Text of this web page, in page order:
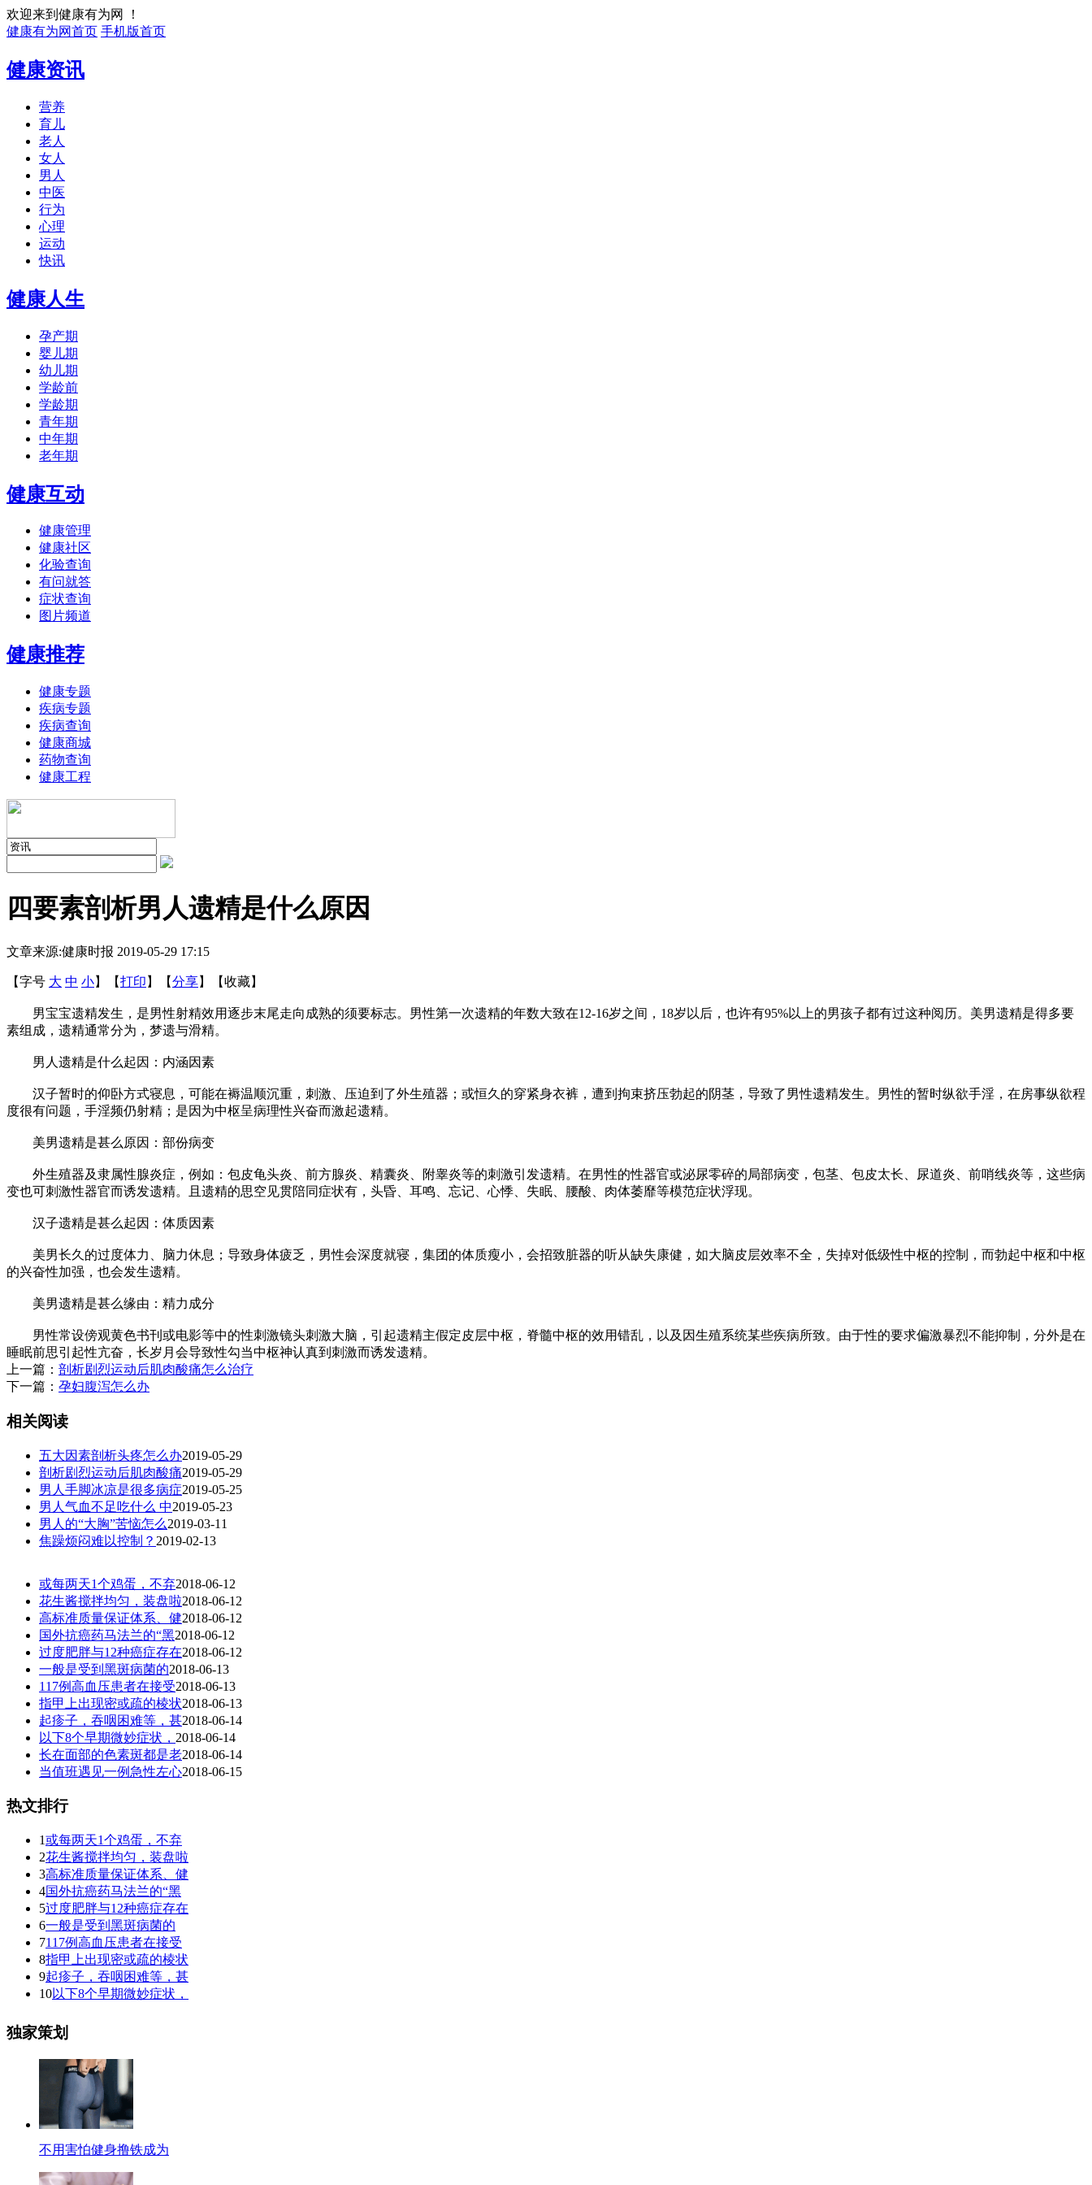
欢迎来到健康有为网 ！
健康有为网首页 手机版首页
健康资讯
营养
育儿
老人
女人
男人
中医
行为
心理
运动
快讯
健康人生
孕产期
婴儿期
幼儿期
学龄前
学龄期
青年期
中年期
老年期
健康互动
健康管理
健康社区
化验查询
有问就答
症状查询
图片频道
健康推荐
健康专题
疾病专题
疾病查询
健康商城
药物查询
健康工程
四要素剖析男人遗精是什么原因
文章来源:健康时报 2019-05-29 17:15
【字号 大 中 小】 【打印 】 【分享】 【收藏】
男宝宝遗精发生，是男性射精效用逐步末尾走向成熟的须要标志。男性第一次遗精的年数大致在12-16岁之间，18岁以后，也许有95%以上的男孩子都有过这种阅历。美男遗精是得多要
素组成，遗精通常分为，梦遗与滑精。
男人遗精是什么起因：内涵因素
汉子暂时的仰卧方式寝息，可能在褥温顺沉重，刺激、压迫到了外生殖器；或恒久的穿紧身衣裤，遭到拘束挤压勃起的阴茎，导致了男性遗精发生。男性的暂时纵欲手淫，在房事纵欲程
度很有问题，手淫频仍射精；是因为中枢呈病理性兴奋而激起遗精。
美男遗精是甚么原因：部份病变
外生殖器及隶属性腺炎症，例如：包皮龟头炎、前方腺炎、精囊炎、附睾炎等的刺激引发遗精。在男性的性器官或泌尿零碎的局部病变，包茎、包皮太长、尿道炎、前哨线炎等，这些病
变也可刺激性器官而诱发遗精。且遗精的思空见贯陪同症状有，头昏、耳鸣、忘记、心悸、失眠、腰酸、肉体萎靡等模范症状浮现。
汉子遗精是甚么起因：体质因素
美男长久的过度体力、脑力休息；导致身体疲乏，男性会深度就寝，集团的体质瘦小，会招致脏器的听从缺失康健，如大脑皮层效率不全，失掉对低级性中枢的控制，而勃起中枢和中枢
的兴奋性加强，也会发生遗精。
美男遗精是甚么缘由：精力成分
男性常设傍观黄色书刊或电影等中的性刺激镜头刺激大脑，引起遗精主假定皮层中枢，脊髓中枢的效用错乱，以及因生殖系统某些疾病所致。由于性的要求偏激暴烈不能抑制，分外是在
睡眠前思引起性亢奋，长岁月会导致性勾当中枢神认真到刺激而诱发遗精。
上一篇： 剖析剧烈运动后肌肉酸痛怎么治疗
下一篇： 孕妇腹泻怎么办
相关阅读
五大因素剖析头疼怎么办2019-05-29
剖析剧烈运动后肌肉酸痛2019-05-29
男人手脚冰凉是很多病症2019-05-25
男人气血不足吃什么 中2019-05-23
男人的“大胸”苦恼怎么2019-03-11
焦躁烦闷难以控制？ 2019-02-13
或每两天1个鸡蛋，不弃2018-06-12
花生酱搅拌均匀，装盘啦2018-06-12
高标准质量保证体系、健2018-06-12
国外抗癌药马法兰的“黑2018-06-12
过度肥胖与12种癌症存在2018-06-12
一般是受到黑斑病菌的2018-06-13
117例高血压患者在接受2018-06-13
指甲上出现密或疏的棱状2018-06-13
起疹子，吞咽困难等，甚2018-06-14
以下8个早期微妙症状， 2018-06-14
长在面部的色素斑都是老2018-06-14
当值班遇见一例急性左心2018-06-15
热文排行
1或每两天1个鸡蛋，不弃
2花生酱搅拌均匀，装盘啦
3高标准质量保证体系、健
4国外抗癌药马法兰的“黑
5过度肥胖与12种癌症存在
6一般是受到黑斑病菌的
7117例高血压患者在接受
8指甲上出现密或疏的棱状
9起疹子，吞咽困难等，甚
10以下8个早期微妙症状，
独家策划
不用害怕健身撸铁成为